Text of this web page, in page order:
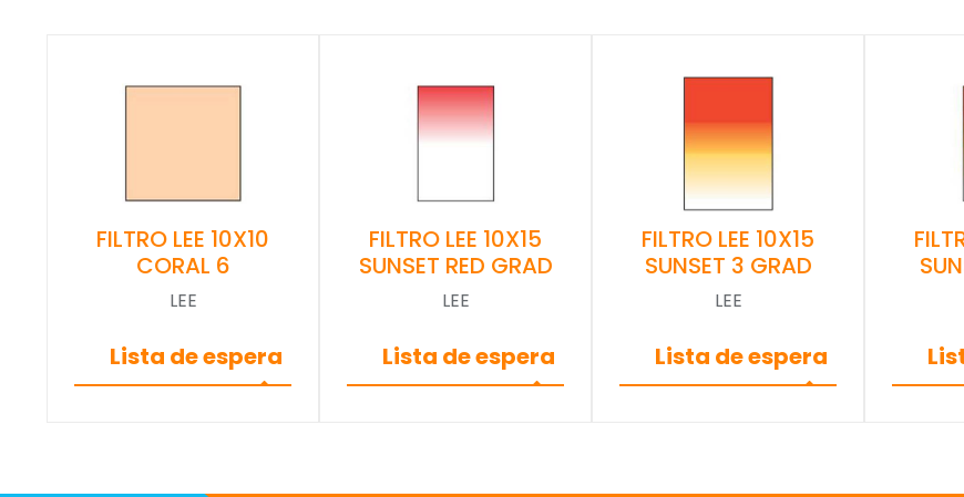
FILTRO LEE 10X10
CORAL 6
LEE
Lista de espera
FILTRO LEE 10X15
SUNSET RED GRAD
LEE
Lista de espera
FILTRO LEE 10X15
SUNSET 3 GRAD
LEE
Lista de espera